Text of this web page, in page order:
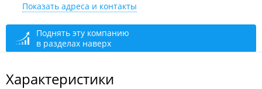
+7 924 230-30-50
сегодня закрыто
Показать адреса и контакты
Поднять эту компанию
в разделах наверх
Характеристики